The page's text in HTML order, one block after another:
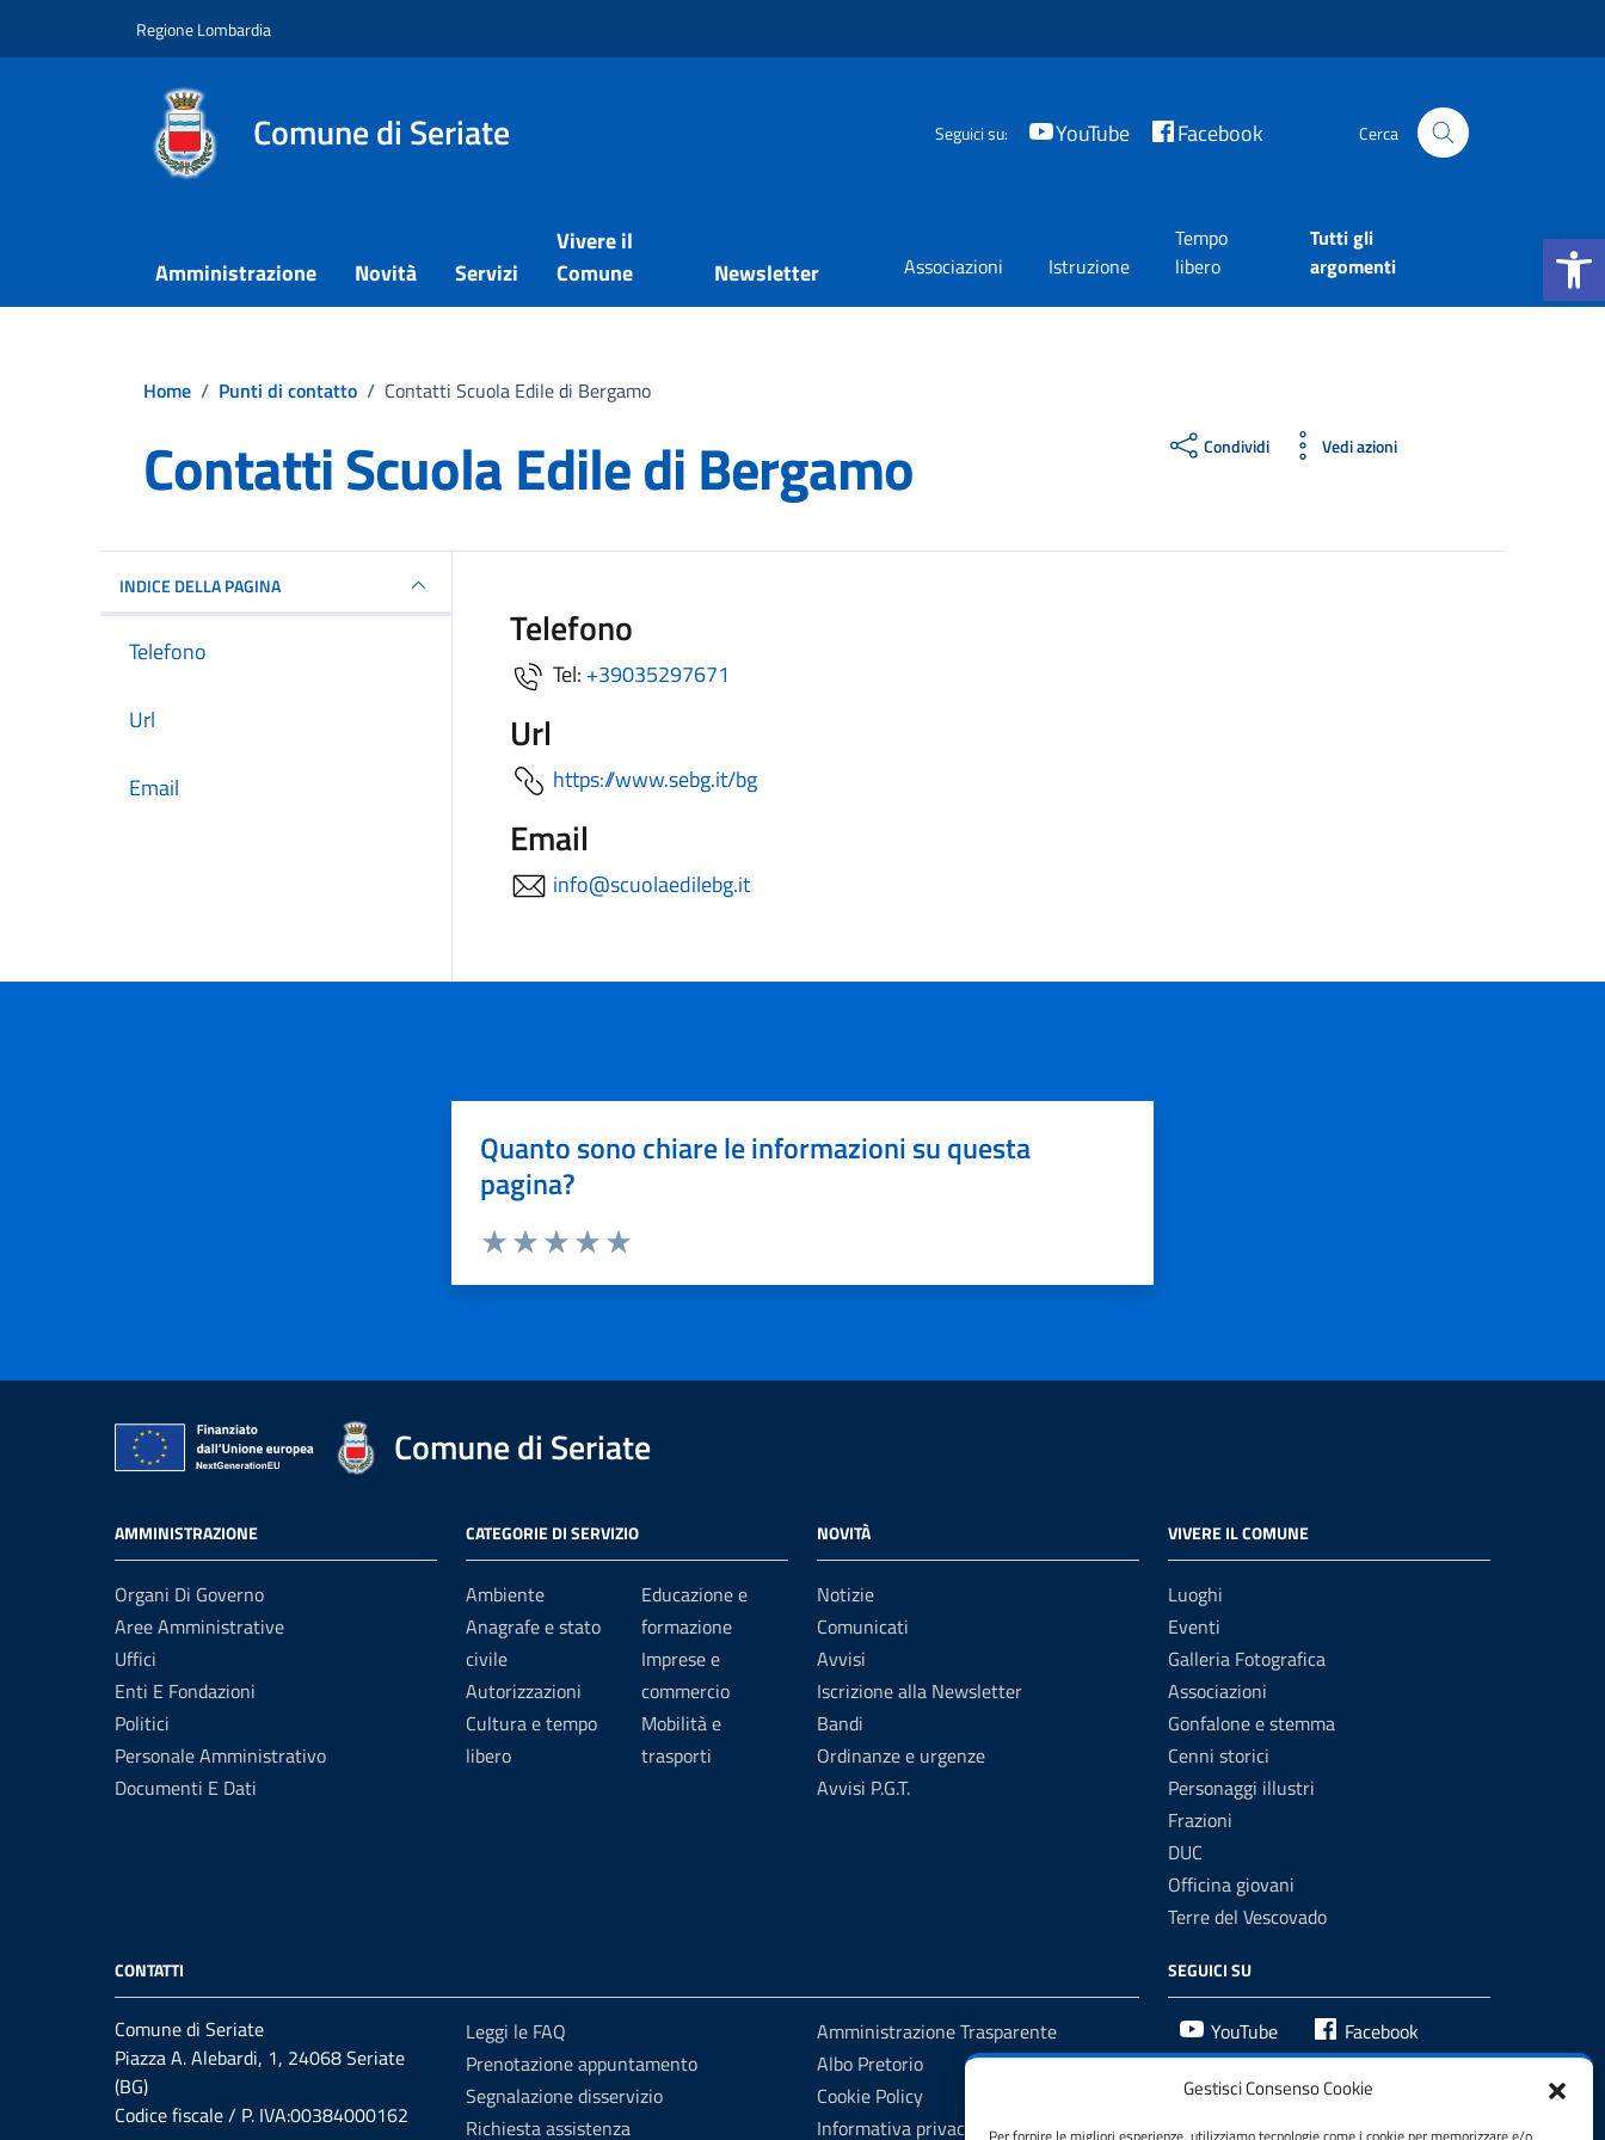
Apri la
Gestisci Consenso Cookie
Regione Lombardia
Comune di Seriate Seguici su: YouTube Facebook Cerca
Amministrazione Novità Servizi
Vivere il
Comune
Newsletter Associazioni Istruzione
Tempo
libero
Tutti gli
argomenti
Home / Punti di contatto / Contatti Scuola Edile di Bergamo
Contatti Scuola Edile di Bergamo Condividi Vedi azioni
INDICE DELLA PAGINA
Telefono
Url
Email
Telefono
Tel: +39035297671
Url
https://www.sebg.it/bg
Email
info@scuolaedilebg.it
Quanto sono chiare le informazioni su questa
pagina?
Comune di Seriate
AMMINISTRAZIONE
Organi Di Governo
Aree Amministrative
Uffici
Enti E Fondazioni
Politici
Personale Amministrativo
Documenti E Dati
CATEGORIE DI SERVIZIO
Ambiente
Anagrafe e stato
civile
Autorizzazioni
Cultura e tempo
libero
Educazione e
formazione
Imprese e
commercio
Mobilità e
trasporti
NOVITÀ
Notizie
Comunicati
Avvisi
Iscrizione alla Newsletter
Bandi
Ordinanze e urgenze
Avvisi P.G.T.
VIVERE IL COMUNE
Luoghi
Eventi
Galleria Fotografica
Associazioni
Gonfalone e stemma
Cenni storici
Personaggi illustri
Frazioni
DUC
Officina giovani
Terre del Vescovado
CONTATTI
Comune di Seriate
Piazza A. Alebardi, 1, 24068 Seriate
(BG)
Codice fiscale / P. IVA:00384000162
Leggi le FAQ
Prenotazione appuntamento
Segnalazione disservizio
Richiesta assistenza
Amministrazione Trasparente
Albo Pretorio
Cookie Policy
Informativa privacy
SEGUICI SU
YouTube Facebook